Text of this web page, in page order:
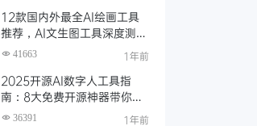
12款国内外最全AI绘画工具
推荐，AI文生图工具深度测评
与场景化对比
41663 1年前
2025开源AI数字人工具指
南：8大免费开源神器带你免
费解锁可商用的AI数字人
36391 1年前